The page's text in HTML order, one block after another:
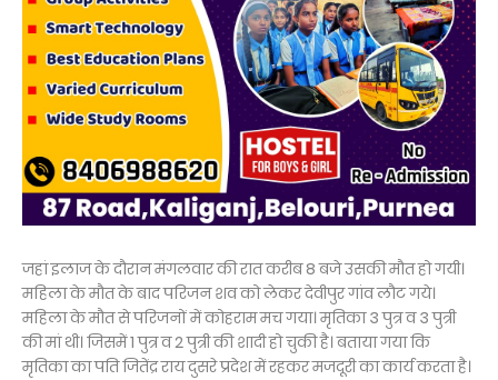
जहां इलाज के दौरान मंगलवार की रात करीब 8 बजे उसकी मौत हो गयी।
महिला के मौत के बाद परिजन शव को लेकर देवीपुर गांव लौट गये।
महिला के मौत से परिजनों में कोहराम मच गया। मृतिका 3 पुत्र व 3 पुत्री
की मां थी। जिसमें 1 पुत्र व 2 पुत्री की शादी हो चुकी है। बताया गया कि
मृतिका का पति जितेंद्र राय दुसरे प्रदेश में रहकर मजदूरी का कार्य करता है।